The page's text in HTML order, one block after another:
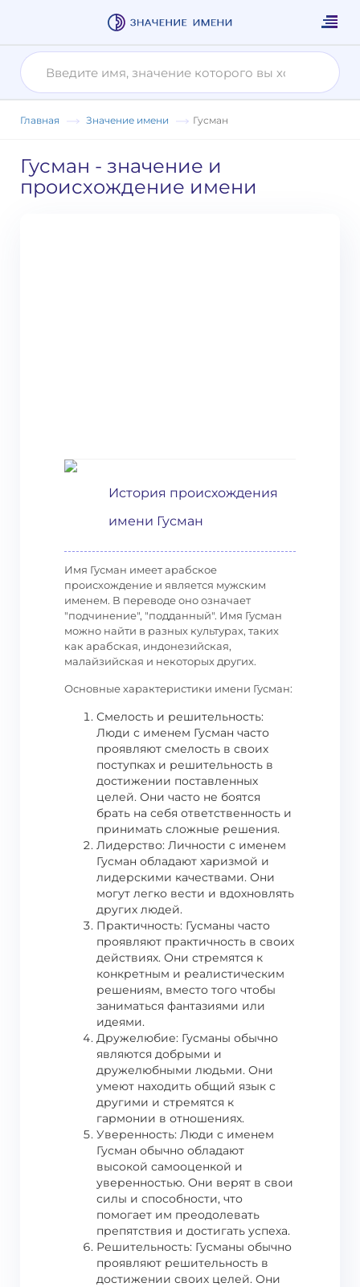
Главная Значение имени Гусман
Гусман - значение и
происхождение имени
История происхождения
имени Гусман
Имя Гусман имеет арабское
происхождение и является мужским
именем. В переводе оно означает
"подчинение", "подданный". Имя Гусман
можно найти в разных культурах, таких
как арабская, индонезийская,
малайзийская и некоторых других.
Основные характеристики имени Гусман:
Смелость и решительность:
Люди с именем Гусман часто
проявляют смелость в своих
поступках и решительность в
достижении поставленных
целей. Они часто не боятся
брать на себя ответственность и
принимать сложные решения.
Лидерство: Личности с именем
Гусман обладают харизмой и
лидерскими качествами. Они
могут легко вести и вдохновлять
других людей.
Практичность: Гусманы часто
проявляют практичность в своих
действиях. Они стремятся к
конкретным и реалистическим
решениям, вместо того чтобы
заниматься фантазиями или
идеями.
Дружелюбие: Гусманы обычно
являются добрыми и
дружелюбными людьми. Они
умеют находить общий язык с
другими и стремятся к
гармонии в отношениях.
Уверенность: Люди с именем
Гусман обычно обладают
высокой самооценкой и
уверенностью. Они верят в свои
силы и способности, что
помогает им преодолевать
препятствия и достигать успеха.
Решительность: Гусманы обычно
проявляют решительность в
достижении своих целей. Они